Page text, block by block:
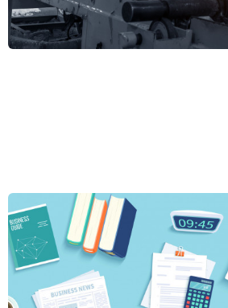
Greutatea hârtiei: cum să selectați
cărțile de vizită și alte materiale
Dacă doriți să imprimați cărți de vizită sau
cere, printre altele, informații despre
imprima. În acest articol, vă vom spune
punct de vedere al grosimi și al greutățiii, și